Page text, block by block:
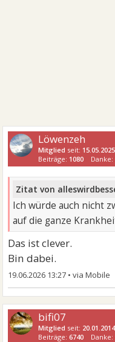
Löwenzeh
Mitglied seit: 15.05.2025
Beiträge: 1080 Danke:
Zitat von
Ich würde auch nicht
auf die ganze
Das ist clever.
Bin dabei.
19.06.2026 13:27 •
bifi07
Mitglied seit: 20.01.2014
Beiträge:6740 Danke: